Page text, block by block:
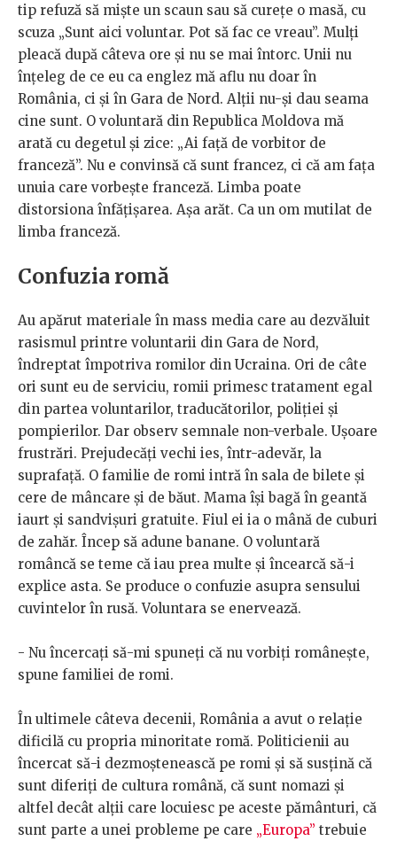
tip refuză să miște un scaun sau să curețe o masă, cu
scuza „Sunt aici voluntar. Pot să fac ce vreau”. Mulți
pleacă după câteva ore și nu se mai întorc. Unii nu
înțeleg de ce eu ca englez mă aflu nu doar în
România, ci și în Gara de Nord. Alții nu-și dau seama
cine sunt. O voluntară din Republica Moldova mă
arată cu degetul și zice: „Ai față de vorbitor de
franceză”. Nu e convinsă că sunt francez, ci că am fața
unuia care vorbește franceză. Limba poate
distorsiona înfățișarea. Așa arăt. Ca un om mutilat de
limba franceză.
Confuzia romă
Au apărut materiale în mass media care au dezvăluit
rasismul printre voluntarii din Gara de Nord,
îndreptat împotriva romilor din Ucraina. Ori de câte
ori sunt eu de serviciu, romii primesc tratament egal
din partea voluntarilor, traducătorilor, poliției și
pompierilor. Dar observ semnale non-verbale. Ușoare
frustrări. Prejudecăți vechi ies, într-adevăr, la
suprafață. O familie de romi intră în sala de bilete și
cere de mâncare și de băut. Mama își bagă în geantă
iaurt și sandvișuri gratuite. Fiul ei ia o mână de cuburi
de zahăr. Încep să adune banane. O voluntară
româncă se teme că iau prea multe și încearcă să-i
explice asta. Se produce o confuzie asupra sensului
cuvintelor în rusă. Voluntara se enervează.
- Nu încercați să-mi spuneți că nu vorbiți românește,
spune familiei de romi.
În ultimele câteva decenii, România a avut o relație
dificilă cu propria minoritate romă. Politicienii au
încercat să-i dezmoștenească pe romi și să susțină că
sunt diferiți de cultura română, că sunt nomazi și
altfel decât alții care locuiesc pe aceste pământuri, că
sunt parte a unei probleme pe care „Europa” trebuie